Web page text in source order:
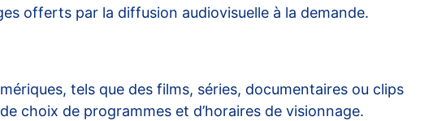
offerts par la diffusion audiovisuelle à la demande.
tels que des films, séries, documentaires ou clips
choix de programmes et d’horaires de visionnage.